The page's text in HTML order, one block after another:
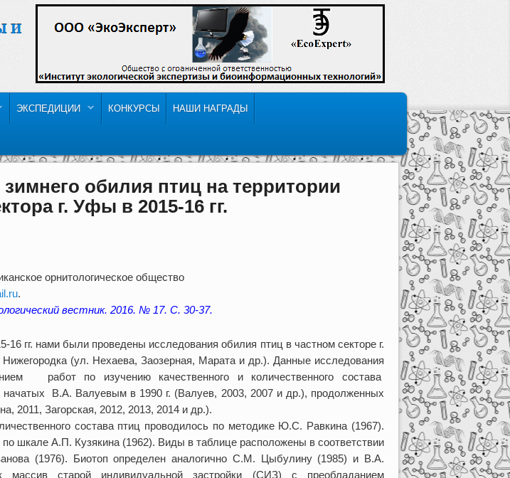
ЭКСПЕДИЦИИ КОНКУРСЫ НАШИ НАГРАДЫ
обилия птиц на территории
г. Уфы в 2015-16 гг.
орнитологическое общество
.
вестник. 2016. № 17. С. 30-37.
16 гг. нами были проведены исследования обилия птиц в частном секторе г.
(ул. Нехаева, Заозерная, Марата и др.). Данные исследования
работ по изучению качественного и количественного состава
В.А. Валуевым в 1990 г. (Валуев, 2003, 2007 и др.), продолженных
2011, Загорская, 2012, 2013, 2014 и др.).
состава птиц проводилось по методике Ю.С. Равкина (1967).
шкале А.П. Кузякина (1962). Виды в таблице расположены в соответствии
(1976). Биотоп определен аналогично С.М. Цыбулину (1985) и В.А.
массив старой индивидуальной застройки (СИЗ) с преобладанием